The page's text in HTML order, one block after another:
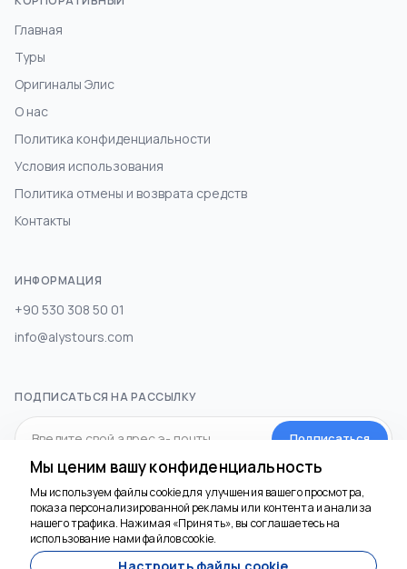
Главная
Туры
Оригиналы Элис
О нас
Политика конфиденциальности
Условия использования
Политика отмены и возврата средств
Контакты
ИНФОРМАЦИЯ
+90 530 308 50 01
info@alystours.com
ПОДПИСАТЬСЯ НА РАССЫЛКУ
Подписаться
СОЦИАЛЬНЫЕ МЕДИА
Мы ценим вашу конфиденциальность
Мы используем файлы cookie для улучшения вашего просмотра,
показа персонализированной рекламы или контента и анализа
нашего трафика. Нажимая «Принять», вы соглашаетесь на
использование нами файлов cookie.
Мы здесь, чтобы